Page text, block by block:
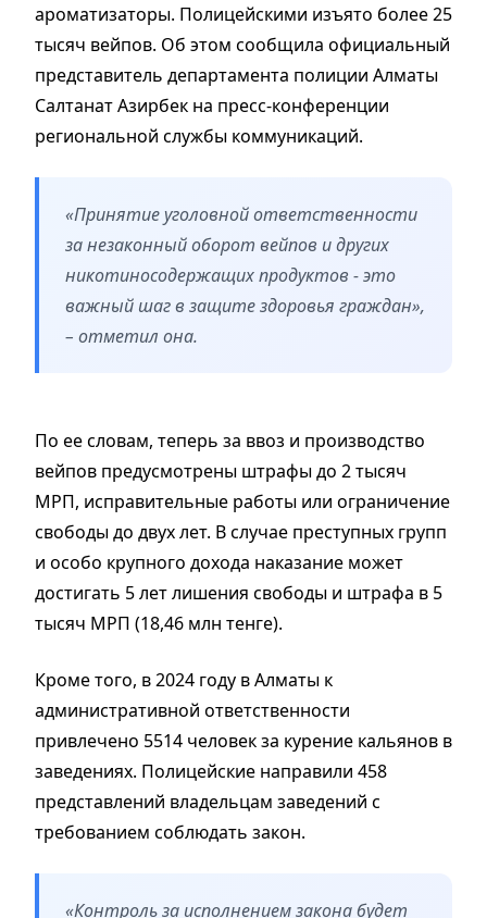
ароматизаторы. Полицейскими изъято более 25
тысяч вейпов. Об этом сообщила официальный
представитель департамента полиции Алматы
Салтанат Азирбек на пресс-конференции
региональной службы коммуникаций.
«Принятие уголовной ответственности
за незаконный оборот вейпов и других
никотиносодержащих продуктов - это
важный шаг в защите здоровья граждан»,
– отметил она.
По ее словам, теперь за ввоз и производство
вейпов предусмотрены штрафы до 2 тысяч
МРП, исправительные работы или ограничение
свободы до двух лет. В случае преступных групп
и особо крупного дохода наказание может
достигать 5 лет лишения свободы и штрафа в 5
тысяч МРП (18,46 млн тенге).
Кроме того, в 2024 году в Алматы к
административной ответственности
привлечено 5514 человек за курение кальянов в
заведениях. Полицейские направили 458
представлений владельцам заведений с
требованием соблюдать закон.
«Контроль за исполнением закона будет